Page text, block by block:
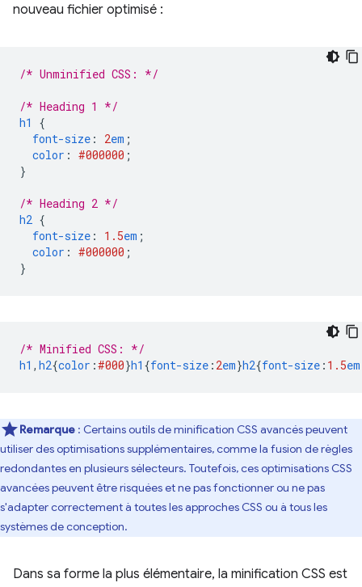
nouveau fichier optimisé :
/* Unminified CSS: */
/* Heading 1 */
h1
{
font-size : 2em ;
color : #000000 ;
}
/* Heading 2 */
h2 {
font-size : 1.5em ;
color : #000000 ;
}
/* Minified CSS: */
h1 , h2{color :#000}h1 {font-size : 2em}h2{font-size : 1.5em
Remarque : Certains outils de minification CSS avancés peuvent
utiliser des optimisations supplémentaires, comme la fusion de règles
redondantes en plusieurs sélecteurs. Toutefois, ces optimisations CSS
avancées peuvent être risquées et ne pas fonctionner ou ne pas
s'adapter correctement à toutes les approches CSS ou à tous les
systèmes de conception.
Dans sa forme la plus élémentaire, la minification CSS est